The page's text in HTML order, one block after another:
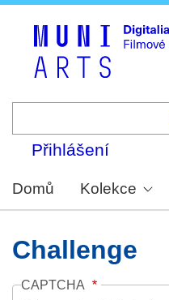
Přihlášení
Domů Kolekce
Challenge
CAPTCHA